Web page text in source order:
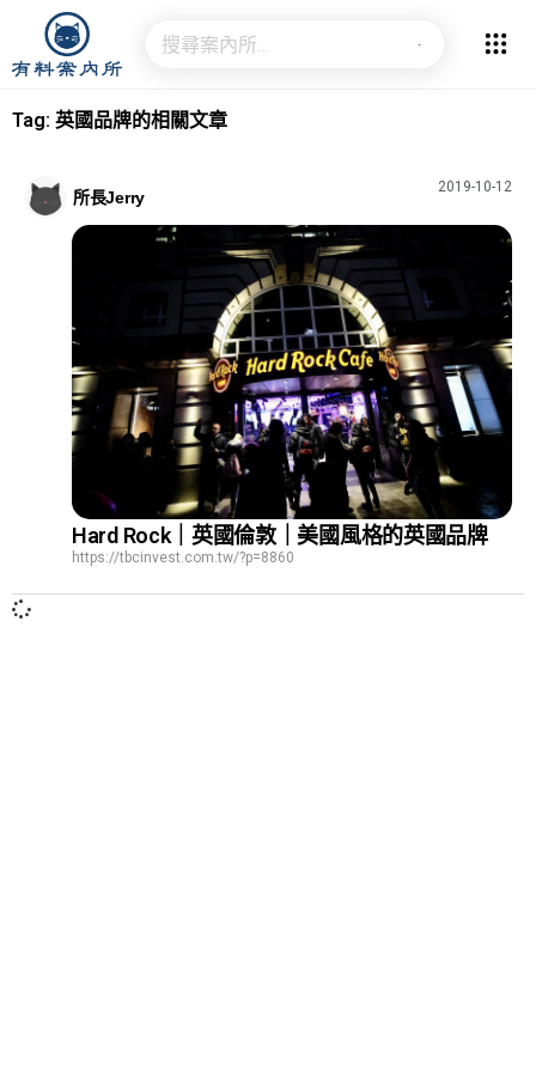
Tag: 英國品牌的相關文章
所長Jerry
2019-10-12
Hard Rock｜英國倫敦｜美國風格的英國品牌
https://tbcinvest.com.tw/?p=8860